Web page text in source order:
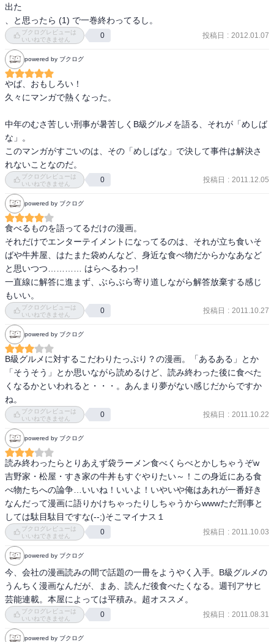
出た
、と思ったら (1) で一巻終わってるし。
ブクログレビューは
いいねできません
0 投稿日 : 2012.01.07
powered by ブクログ
やば、おもしろい！
久々にマンガで熱くなった。
中年のむさ苦しい刑事が暑苦しくB級グルメを語る、それが「めしば
な」。
このマンガがすごいのは、その「めしばな」で決して事件は解決さ
れないことなのだ。
ブクログレビューは
いいねできません
0 投稿日 : 2011.12.05
powered by ブクログ
食べるものを語ってるだけの漫画。
それだけでエンターテイメントになってるのは、それが立ち食いそ
ばや牛丼屋、はたまた袋めんなど、身近な食べ物だからかなあなど
と思いつつ………… はらへるわっ!
一直線に解答に進まず、ぶらぶら寄り道しながら解答放棄する感じ
もいい。
ブクログレビューは
いいねできません
0 投稿日 : 2011.10.27
powered by ブクログ
B級グルメに対するこだわりたっぷり？の漫画。「あるある」とか
「そうそう」とか思いながら読めるけど、読み終わった後に食べた
くなるかといわれると・・・。あんまり夢がない感じだからですか
ね。
ブクログレビューは
いいねできません
0 投稿日 : 2011.10.22
powered by ブクログ
読み終わったらとりあえず袋ラーメン食べくらべとかしちゃうぞw
吉野家・松屋・すき家の牛丼もすぐやりたい～！この身近にある食
べ物たちへの論争…いいね！いいよ！いやいや俺はあれが一番好き
なんだって漫画に語りかけちゃったりしちゃうからwwwただ刑事と
しては駄目駄目ですな(--;)そこマイナス１
ブクログレビューは
いいねできません
0 投稿日 : 2011.10.03
powered by ブクログ
今、会社の漫画読みの間で話題の一冊をようやく入手。B級グルメの
うんちく漫画なんだが、まあ、読んだ後食べたくなる。週刊アサヒ
芸能連載。本屋によっては平積み。超オススメ。
ブクログレビューは
いいねできません
0 投稿日 : 2011.08.31
powered by ブクログ